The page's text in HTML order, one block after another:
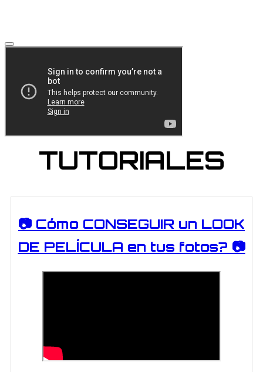
TUTORIALES
📷 Cómo CONSEGUIR un LOOK
DE PELÍCULA en tus fotos? 📷